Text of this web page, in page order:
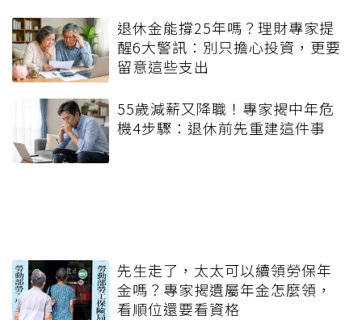
退休金能撐25年嗎？理財專家提
醒6大警訊：別只擔心投資，更要
留意這些支出
55歲減薪又降職！專家揭中年危
機4步驟：退休前先重建這件事
先生走了，太太可以續領勞保年
金嗎？專家揭遺屬年金怎麼領，
看順位還要看資格